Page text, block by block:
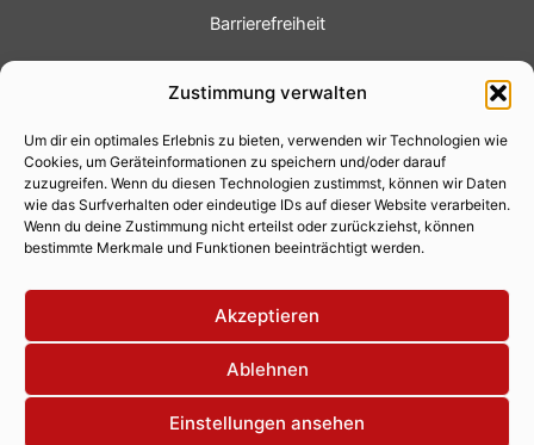
Zustimmung verwalten
Um dir ein optimales Erlebnis zu bieten, verwenden wir Technologien wie
Cookies, um Geräteinformationen zu speichern und/oder darauf
zuzugreifen. Wenn du diesen Technologien zustimmst, können wir Daten
wie das Surfverhalten oder eindeutige IDs auf dieser Website verarbeiten.
Wenn du deine Zustimmung nicht erteilst oder zurückziehst, können
bestimmte Merkmale und Funktionen beeinträchtigt werden.
Akzeptieren
Ablehnen
Einstellungen ansehen
Barrierefreiheit
Fotoservice
Videoservice
Werbung
Contenterstellung
Lokalnachrichten
Lokalfernsehen
Eventkalender